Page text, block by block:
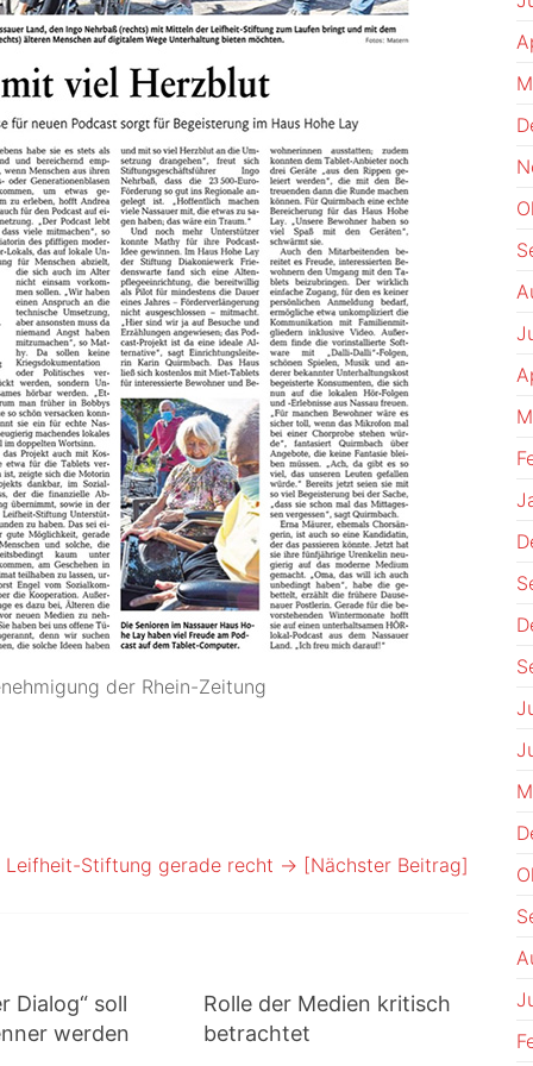
der Rhein-Zeitung
Leifheit-Stiftung gerade recht → [Nächster Beitrag]
Dialog“ soll
werden
Rolle der Medien kritisch
betrachtet